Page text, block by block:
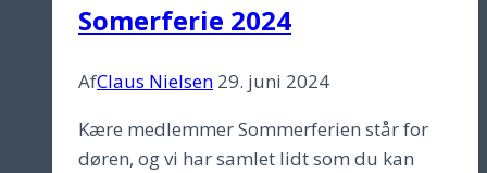
Somerferie 2024
AfClaus Nielsen 29. juni 2024
Kære medlemmer Sommerferien står for
døren, og vi har samlet lidt som du kan